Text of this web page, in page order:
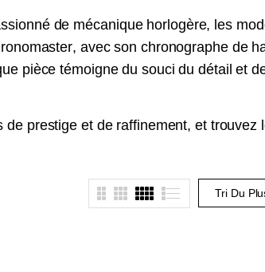
de mécanique horlogère, les
, avec son chronographe de
pièce témoigne du souci du détail et
de prestige et de raffinement, et trouvez
Tri Du